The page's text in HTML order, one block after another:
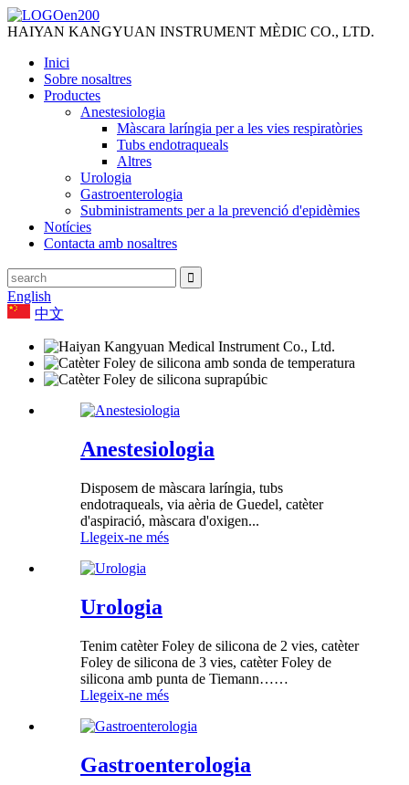
HAIYAN KANGYUAN INSTRUMENT MÈDIC CO., LTD.
Inici
Sobre nosaltres
Productes
Anestesiologia
Màscara laríngia per a les vies respiratòries
Tubs endotraqueals
Altres
Urologia
Gastroenterologia
Subministraments per a la prevenció d'epidèmies
Notícies
Contacta amb nosaltres
English
中文
Anestesiologia
Disposem de màscara laríngia, tubs
endotraqueals, via aèria de Guedel, catèter
d'aspiració, màscara d'oxigen...
Llegeix-ne més
Urologia
Tenim catèter Foley de silicona de 2 vies, catèter
Foley de silicona de 3 vies, catèter Foley de
silicona amb punta de Tiemann……
Llegeix-ne més
Gastroenterologia